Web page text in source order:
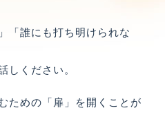
「誰にも打ち明けられな
しください。
ための「扉」を開くことが